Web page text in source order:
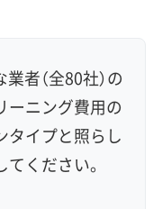
効きません。
防カビコーティ
の下にカビを閉
者（全80社）の
ーニング費用の
タイプと照らし
ください。